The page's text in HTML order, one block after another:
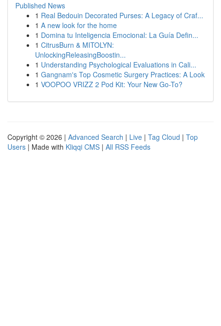
Published News
1 Real Bedouin Decorated Purses: A Legacy of Craf...
1 A new look for the home
1 Domina tu Inteligencia Emocional: La Guía Defin...
1 CitrusBurn & MITOLYN:
UnlockingReleasingBoostin...
1 Understanding Psychological Evaluations in Cali...
1 Gangnam's Top Cosmetic Surgery Practices: A Look
1 VOOPOO VRIZZ 2 Pod Kit: Your New Go-To?
Copyright © 2026 | Advanced Search | Live | Tag Cloud | Top
Users | Made with Kliqqi CMS | All RSS Feeds